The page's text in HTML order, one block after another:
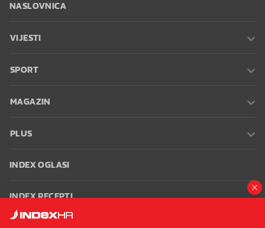
NASLOVNICA
VIJESTI
SPORT
MAGAZIN
PLUS
INDEX OGLASI
INDEX RECEPTI